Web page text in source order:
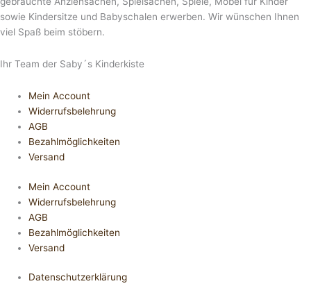
sowie Kindersitze und Babyschalen erwerben. Wir wünschen Ihnen
viel Spaß beim stöbern.
Ihr Team der Saby´s Kinderkiste
Mein Account
Widerrufsbelehrung
AGB
Bezahlmöglichkeiten
Versand
Mein Account
Widerrufsbelehrung
AGB
Bezahlmöglichkeiten
Versand
Datenschutzerklärung